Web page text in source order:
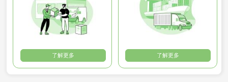
了解更多 了解更多